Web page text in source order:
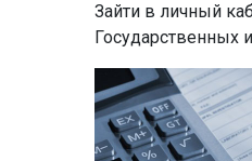
Зайти в личный
Государственных